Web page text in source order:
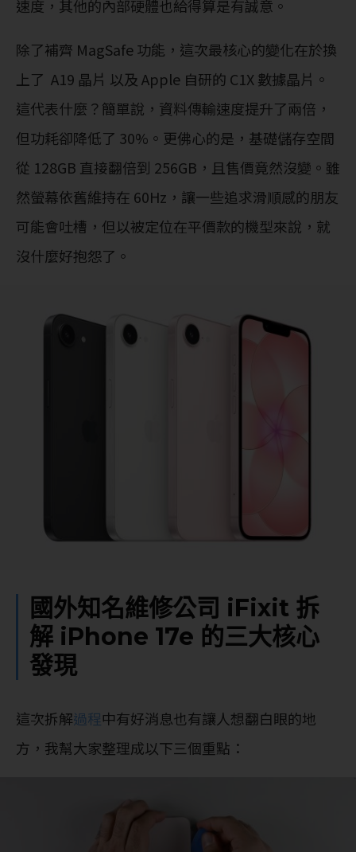
速度，其他的內部硬體也給得算是有誠意。
除了補齊 MagSafe 功能，這次最核心的變化在於換
上了 A19 晶片 以及 Apple 自研的 C1X 數據晶片。
這代表什麼？簡單說，資料傳輸速度提升了兩倍，
但功耗卻降低了 30%。更佛心的是，基礎儲存空間
從 128GB 直接翻倍到 256GB，且售價竟然沒變。雖
然螢幕依舊維持在 60Hz，讓一些追求滑順感的朋友
可能會吐槽，但以被定位在平價款的機型來說，就
沒什麼好抱怨了。
國外知名維修公司 iFixit 拆
解 iPhone 17e 的三大核心
發現
這次拆解過程中有好消息也有讓人想翻白眼的地
方，我幫大家整理成以下三個重點：